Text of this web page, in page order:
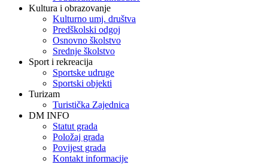
Kultura i obrazovanje
Kulturno umj. društva
Predškolski odgoj
Osnovno školstvo
Srednje školstvo
Sport i rekreacija
Sportske udruge
Sportski objekti
Turizam
Turistička Zajednica
DM INFO
Statut grada
Položaj grada
Povijest grada
Kontakt informacije